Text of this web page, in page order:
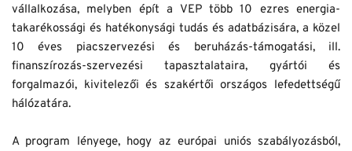
vállalkozása, melyben épít a VEP több 10 ezres energia-
takarékossági és hatékonysági tudás és adatbázisára, a közel
10 éves piacszervezési és beruházás-támogatási, ill.
finanszírozás-szervezési tapasztalataira, gyártói és
forgalmazói, kivitelezői és szakértői országos lefedettségű
hálózatára.
A program lényege, hogy az európai uniós szabályozásból,